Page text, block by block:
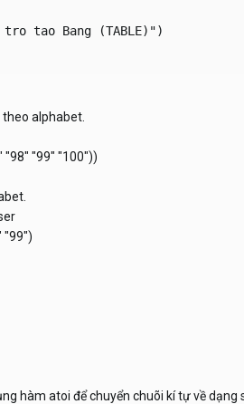
tao Bang (TABLE)")
alphabet.
"98" "99" "100"))
"99")
hàm atoi để chuyển chuõi kí tự về dạng